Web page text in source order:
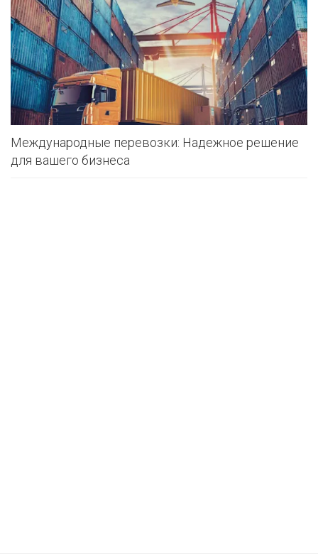
Международные перевозки: Надежное решение
для вашего бизнеса